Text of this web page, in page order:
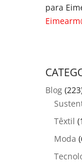
para
Blog
Têxtil
Moda